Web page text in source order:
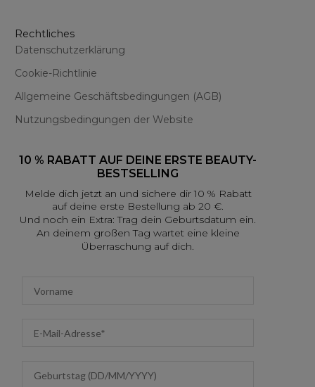
Rechtliches
Datenschutzerklärung
Cookie-Richtlinie
Allgemeine Geschäftsbedingungen (AGB)
Nutzungsbedingungen der Website
10 % RABATT AUF DEINE ERSTE BEAUTY-
BESTSELLING
Melde dich jetzt an und sichere dir 10 % Rabatt
auf deine erste Bestellung ab 20 €.
Und noch ein Extra: Trag dein Geburtsdatum ein.
An deinem großen Tag wartet eine kleine
Überraschung auf dich.